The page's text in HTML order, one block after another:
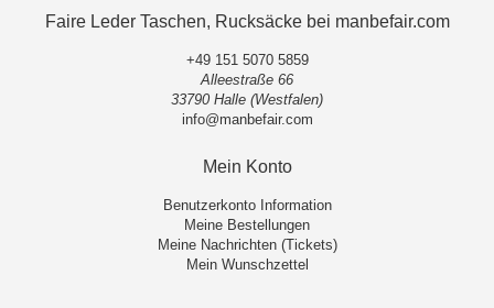
Faire Leder Taschen, Rucksäcke bei manbefair.com
+49 151 5070 5859
Alleestraße 66
33790 Halle (Westfalen)
info@manbefair.com
Mein Konto
Benutzerkonto Information
Meine Bestellungen
Meine Nachrichten (Tickets)
Mein Wunschzettel